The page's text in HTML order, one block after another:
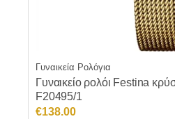
Γυναικεία Ρολόγια
Γυναικείο ρολόι Festina
F20495/1
€138.00